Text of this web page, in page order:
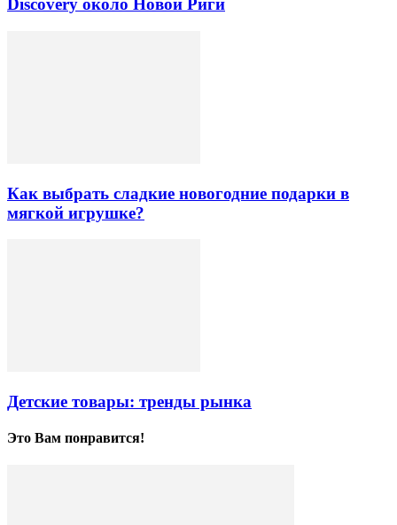
Discovery около Новой Риги
Как выбрать сладкие новогодние подарки в
мягкой игрушке?
Детские товары: тренды рынка
Это Вам понравится!